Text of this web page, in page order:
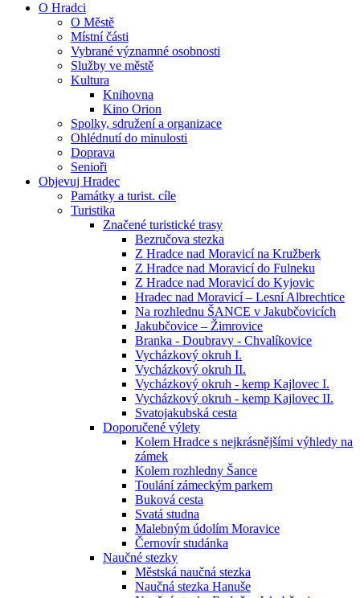
O Hradci
O Městě
Místní části
Vybrané významné osobnosti
Služby ve městě
Kultura
Knihovna
Kino Orion
Spolky, sdružení a organizace
Ohlédnutí do minulosti
Doprava
Senioři
Objevuj Hradec
Památky a turist. cíle
Turistika
Značené turistické trasy
Bezručova stezka
Z Hradce nad Moravicí na Kružberk
Z Hradce nad Moravicí do Fulneku
Z Hradce nad Moravicí do Kyjovic
Hradec nad Moravicí – Lesní Albrechtice
Na rozhlednu ŠANCE v Jakubčovicích
Jakubčovice – Žimrovice
Branka - Doubravy - Chvalíkovice
Vycházkový okruh I.
Vycházkový okruh II.
Vycházkový okruh - kemp Kajlovec I.
Vycházkový okruh - kemp Kajlovec II.
Svatojakubská cesta
Doporučené výlety
Kolem Hradce s nejkrásnějšími výhledy na
zámek
Kolem rozhledny Šance
Toulání zámeckým parkem
Buková cesta
Svatá studna
Malebným údolím Moravice
Černovír studánka
Naučné stezky
Městská naučná stezka
Naučná stezka Hanuše